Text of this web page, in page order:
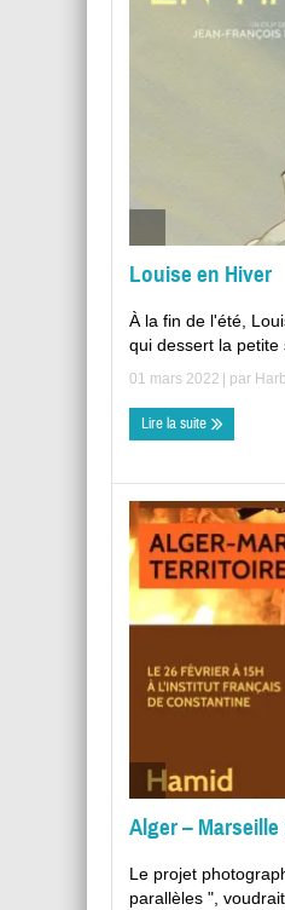
Louise en Hiver
À la fin de l'été,
qui dessert la petite
01 mars 2022 | par
Lire la suite
Alger –
Le projet
parallèles ",